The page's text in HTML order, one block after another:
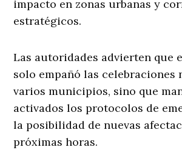
impacto en zonas urbanas y
estratégicos.
Las autoridades advierten que
solo empañó las celebraciones
varios municipios, sino que
activados los protocolos de
la posibilidad de nuevas
próximas horas.